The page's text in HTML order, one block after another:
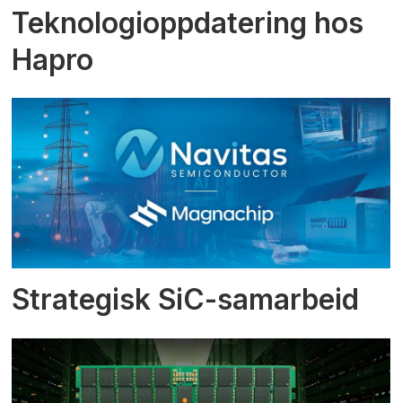
Teknologioppdatering hos
Hapro
Strategisk SiC-samarbeid